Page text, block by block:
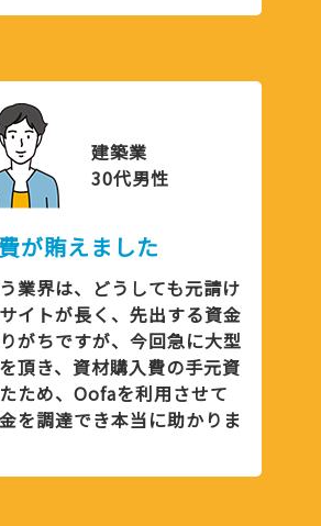
建築業
30代男性
が賄えました
業界は、どうしても元請け
イトが長く、先出する資金
がちですが、今回急に大型
頂き、資材購入費の手元資
ため、Oofaを利用させて
を調達でき本当に助かりま